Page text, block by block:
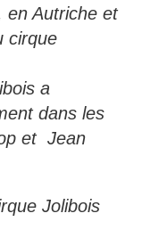
en Autriche et
cirque
a
dans les
et Jean
Jolibois